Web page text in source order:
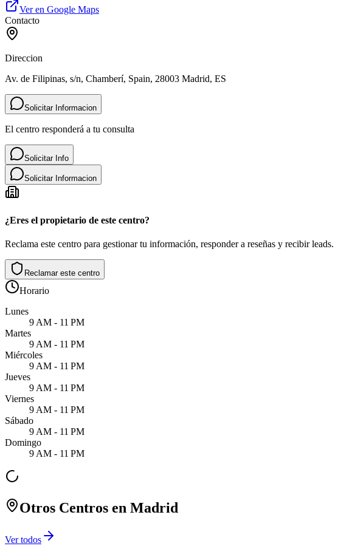
Ver en Google Maps
Contacto
Direccion
Av. de Filipinas, s/n, Chamberí, Spain, 28003 Madrid, ES
Solicitar Informacion
El centro responderá a tu consulta
Solicitar Info
Solicitar Informacion
¿Eres el propietario de este centro?
Reclama este centro para gestionar tu información, responder a reseñas y recibir leads.
Reclamar este centro
Horario
Lunes
9 AM - 11 PM
Martes
9 AM - 11 PM
Miércoles
9 AM - 11 PM
Jueves
9 AM - 11 PM
Viernes
9 AM - 11 PM
Sábado
9 AM - 11 PM
Domingo
9 AM - 11 PM
Otros Centros en Madrid
Ver todos